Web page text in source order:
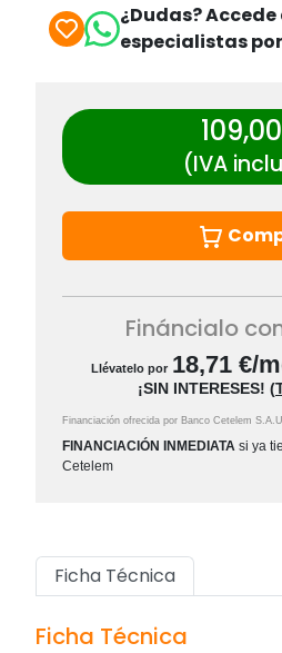
¿Dudas?
especialistas
(IVA
Fináncialo
Llévatelo por 18,71 €/
¡SIN INTERESES! (
Financiación ofrecida por Banco Cetelem
FINANCIACIÓN INMEDIATA si ya
Cetelem
Ficha Técnica
Ficha Técnica